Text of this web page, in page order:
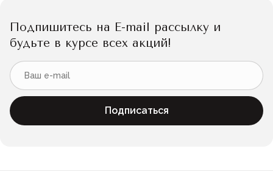
Подпишитесь на E-mail рассылку и
будьте в курсе всех акций!
Подписаться